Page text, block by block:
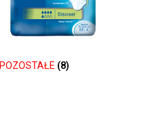
POZOSTAŁE (8)